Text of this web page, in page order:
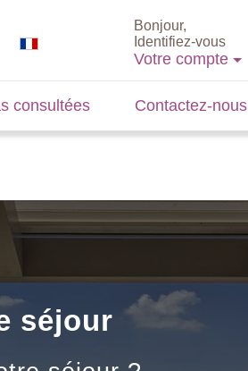
Bonjour,
Identifiez-vous
Votre compte
consultées Contactez-nous
séjour